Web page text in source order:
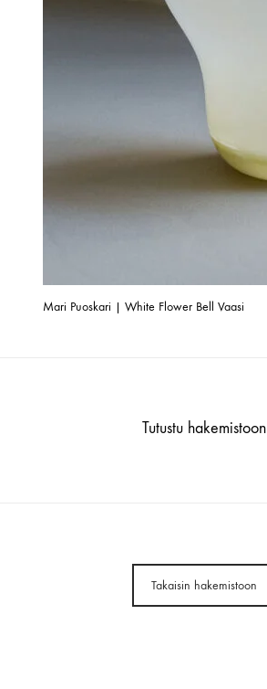
Mari Puoskari | White Flower Bell Vaasi
Tutustu hakemistoon
Takaisin hakemistoon